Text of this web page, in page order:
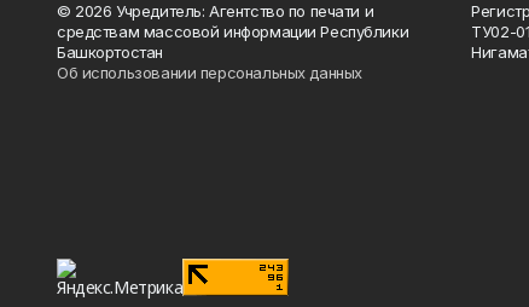
© 2026 Учредитель: Агентство по печати и
средствам массовой информации Республики
Башкортостан
Об использовании персональных данных
ТУ02-